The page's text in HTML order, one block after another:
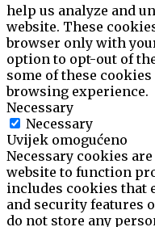
help us analyze and
website. These
browser only with
option to opt-out of
some of these
browsing experience.
Necessary
Necessary
Uvijek omogućeno
Necessary cookies
website to function
includes cookies that
and security features
do not store any